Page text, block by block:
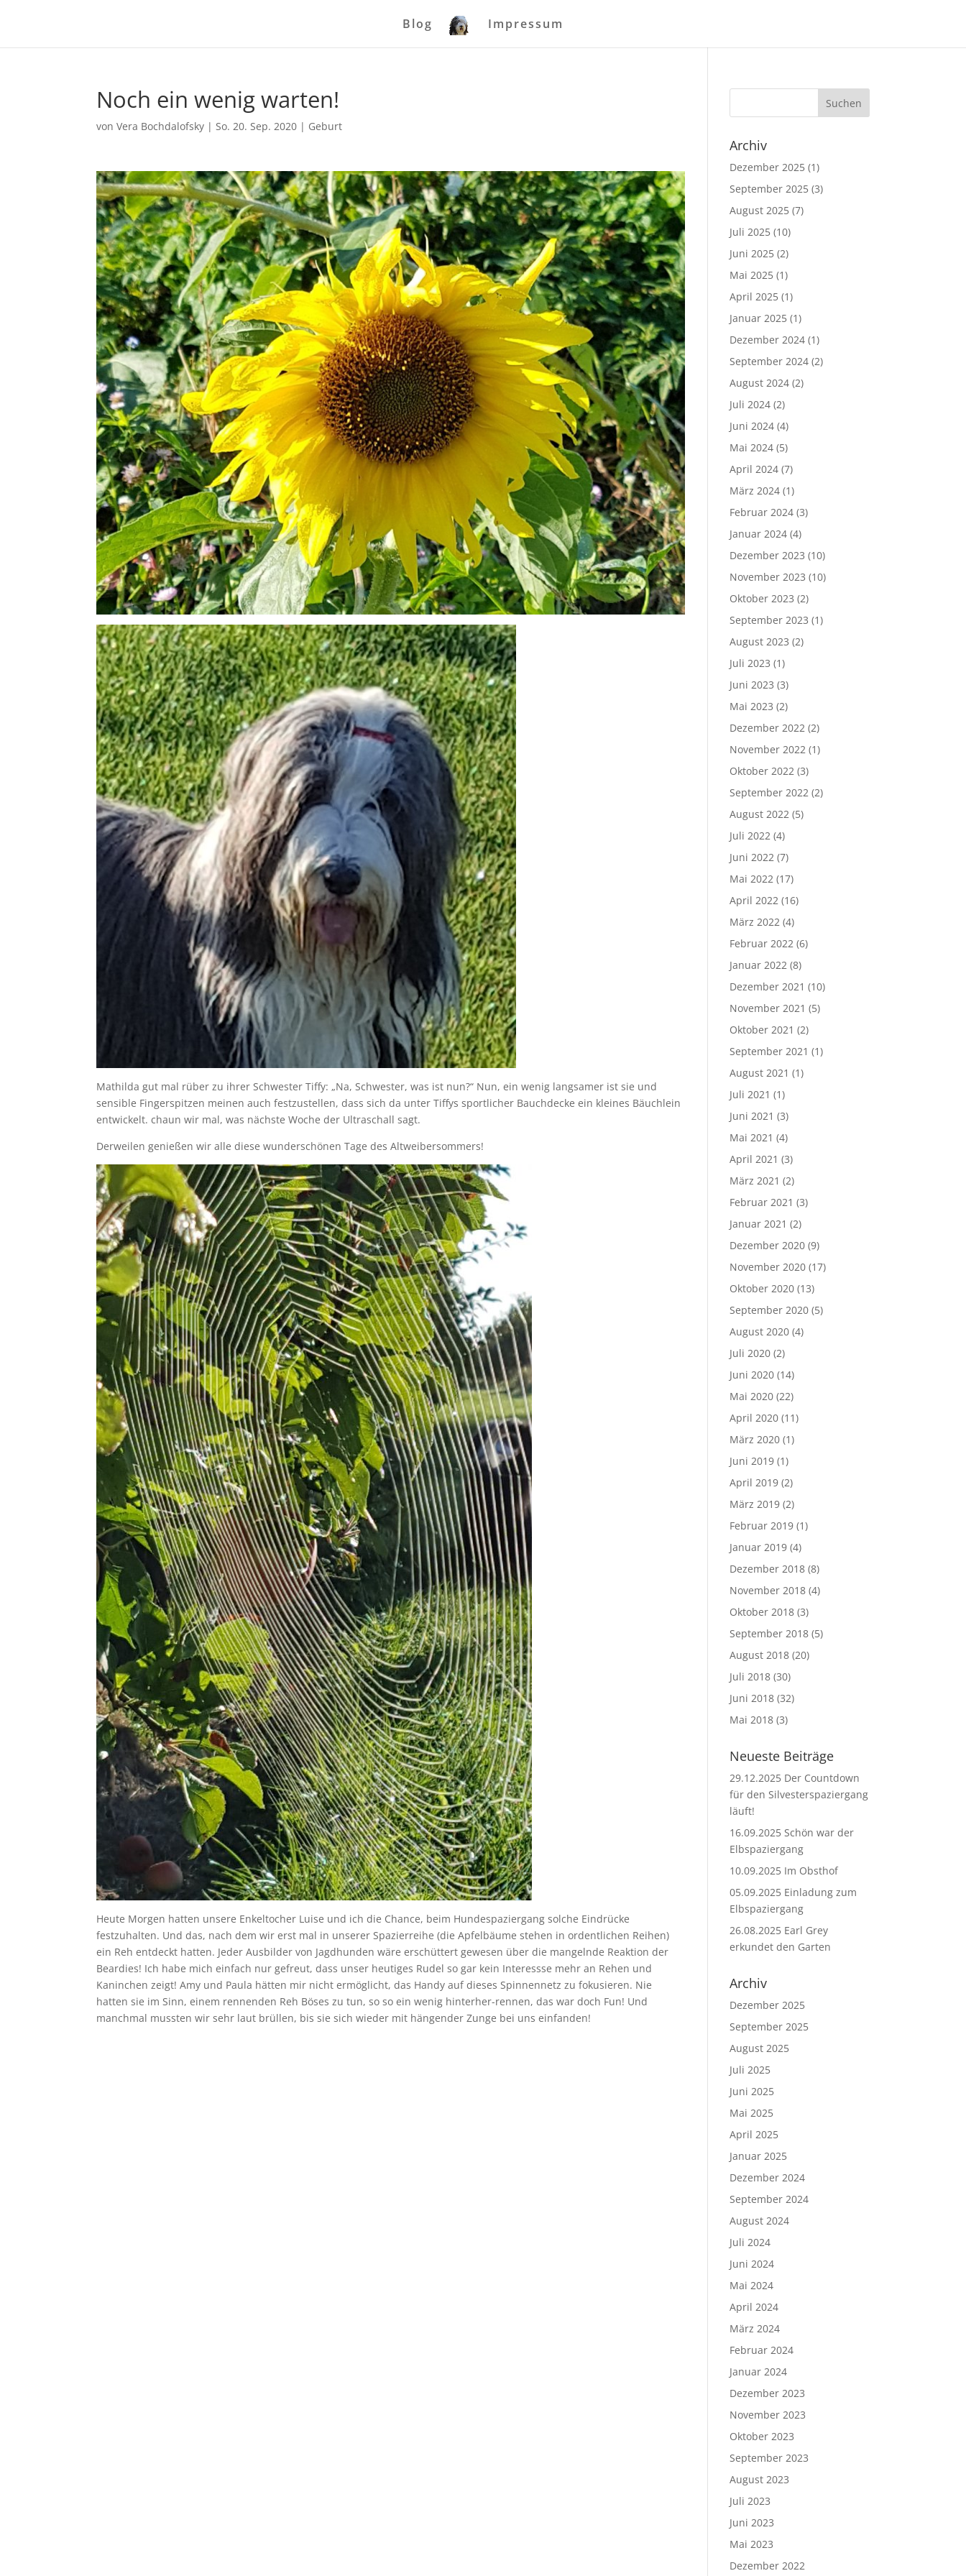
Blog Impressum
Noch ein wenig warten!
vonVera Bochdalofsky |So. 20. Sep. 2020 | Geburt
Mathilda gut mal rüber zu ihrer Schwester Tiffy: „Na, Schwester, was ist nun?“ Nun, ein wenig langsamer ist sie und
sensible Fingerspitzen meinen auch festzustellen, dass sich da unter Tiffys sportlicher Bauchdecke ein kleines Bäuchlein
entwickelt. chaun wir mal, was nächste Woche der Ultraschall sagt.
Derweilen genießen wir alle diese wunderschönen Tage des Altweibersommers!
Heute Morgen hatten unsere Enkeltocher Luise und ich die Chance, beim Hundespaziergang solche Eindrücke
festzuhalten. Und das, nach dem wir erst mal in unserer Spazierreihe (die Apfelbäume stehen in ordentlichen Reihen)
ein Reh entdeckt hatten. Jeder Ausbilder von Jagdhunden wäre erschüttert gewesen über die mangelnde Reaktion der
Beardies! Ich habe mich einfach nur gefreut, dass unser heutiges Rudel so gar kein Interessse mehr an Rehen und
Kaninchen zeigt! Amy und Paula hätten mir nicht ermöglicht, das Handy auf dieses Spinnennetz zu fokusieren. Nie
hatten sie im Sinn, einem rennenden Reh Böses zu tun, so so ein wenig hinterher-rennen, das war doch Fun! Und
manchmal mussten wir sehr laut brüllen, bis sie sich wieder mit hängender Zunge bei uns einfanden!
Archiv
Dezember 2025 (1)
September 2025 (3)
August 2025 (7)
Juli 2025 (10)
Juni 2025 (2)
Mai 2025 (1)
April 2025 (1)
Januar 2025 (1)
Dezember 2024 (1)
September 2024 (2)
August 2024 (2)
Juli 2024 (2)
Juni 2024 (4)
Mai 2024 (5)
April 2024 (7)
März 2024 (1)
Februar 2024 (3)
Januar 2024 (4)
Dezember 2023 (10)
November 2023 (10)
Oktober 2023 (2)
September 2023 (1)
August 2023 (2)
Juli 2023 (1)
Juni 2023 (3)
Mai 2023 (2)
Dezember 2022 (2)
November 2022 (1)
Oktober 2022 (3)
September 2022 (2)
August 2022 (5)
Juli 2022 (4)
Juni 2022 (7)
Mai 2022 (17)
April 2022 (16)
März 2022 (4)
Februar 2022 (6)
Januar 2022 (8)
Dezember 2021 (10)
November 2021 (5)
Oktober 2021 (2)
September 2021 (1)
August 2021 (1)
Juli 2021 (1)
Juni 2021 (3)
Mai 2021 (4)
April 2021 (3)
März 2021 (2)
Februar 2021 (3)
Januar 2021 (2)
Dezember 2020 (9)
November 2020 (17)
Oktober 2020 (13)
September 2020 (5)
August 2020 (4)
Juli 2020 (2)
Juni 2020 (14)
Mai 2020 (22)
April 2020 (11)
März 2020 (1)
Juni 2019 (1)
April 2019 (2)
März 2019 (2)
Februar 2019 (1)
Januar 2019 (4)
Dezember 2018 (8)
November 2018 (4)
Oktober 2018 (3)
September 2018 (5)
August 2018 (20)
Juli 2018 (30)
Juni 2018 (32)
Mai 2018 (3)
Neueste Beiträge
29.12.2025 Der Countdown
für den Silvesterspaziergang
läuft!
16.09.2025 Schön war der
Elbspaziergang
10.09.2025 Im Obsthof
05.09.2025 Einladung zum
Elbspaziergang
26.08.2025 Earl Grey
erkundet den Garten
Archiv
Dezember 2025
September 2025
August 2025
Juli 2025
Juni 2025
Mai 2025
April 2025
Januar 2025
Dezember 2024
September 2024
August 2024
Juli 2024
Juni 2024
Mai 2024
April 2024
März 2024
Februar 2024
Januar 2024
Dezember 2023
November 2023
Oktober 2023
September 2023
August 2023
Juli 2023
Juni 2023
Mai 2023
Dezember 2022